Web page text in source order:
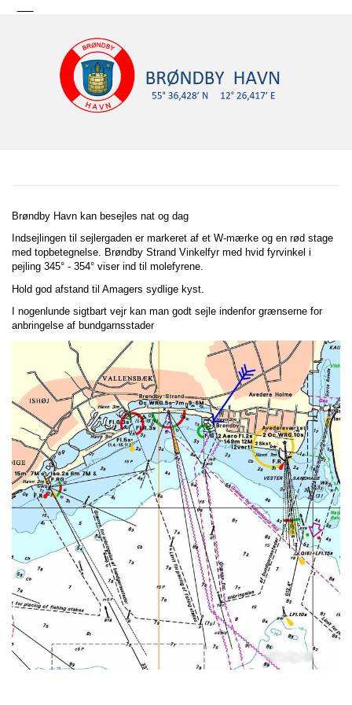
Brøndby Havn kan besejles nat og dag
Indsejlingen til sejlergaden er markeret af et W-mærke og en rød stage
med topbetegnelse. Brøndby Strand Vinkelfyr med hvid fyrvinkel i
pejling 345° - 354° viser ind til molefyrene.
Hold god afstand til Amagers sydlige kyst.
I nogenlunde sigtbart vejr kan man godt sejle indenfor grænserne for
anbringelse af bundgarnsstader